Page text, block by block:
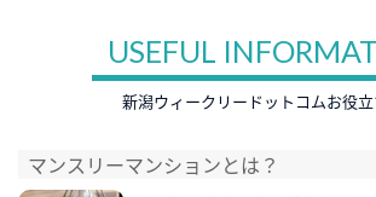
USEFUL
新潟ウィークリードットコムお役
マンスリーマンションとは？